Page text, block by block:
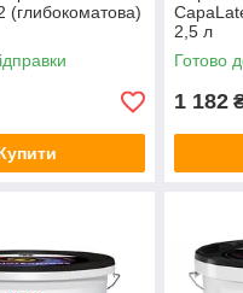
(глибокоматова)
2,5 л
Готово
1 182